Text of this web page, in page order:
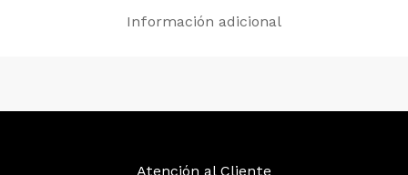
Información adicional
Atención al Cliente